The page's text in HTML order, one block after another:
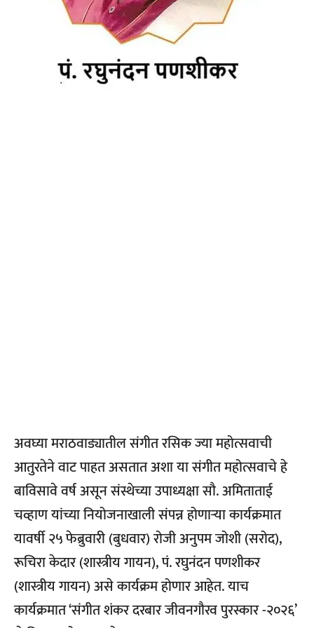
अवघ्या मराठवाड्यातील संगीत रसिक ज्या महोत्सवाची
आतुरतेने वाट पाहत असतात अशा या संगीत महोत्सवाचे हे
बाविसावे वर्ष असून संस्थेच्या उपाध्यक्षा सौ. अमिताताई
चव्हाण यांच्या नियोजनाखाली संपन्न होणार्‍या कार्यक्रमात
यावर्षी २५ फेब्रुवारी (बुधवार) रोजी अनुपम जोशी (सरोद),
रूचिरा केदार (शास्त्रीय गायन), पं. रघुनंदन पणशीकर
(शास्त्रीय गायन) असे कार्यक्रम होणार आहेत. याच
कार्यक्रमात ‘संगीत शंकर दरबार जीवनगौरव पुरस्कार -२०२६’